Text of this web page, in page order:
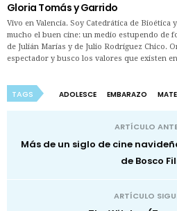
Gloria Tomás y Garrido
Vivo en Valencia. Soy Catedrática de Bioética
mucho el buen cine: un medio estupendo de
de Julián Marías y de Julio Rodríguez Chico.
espectador y busco los valores que existen
TAGS ADOLESCE EMBARAZO
ARTÍCULO
Más de un siglo de cine
de Bosco
ARTÍCULO